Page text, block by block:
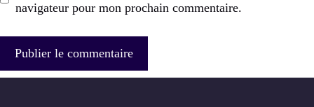
navigateur pour mon prochain commentaire.